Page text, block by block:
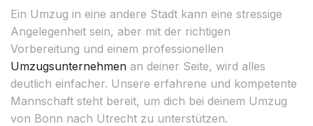
Ein Umzug in eine andere Stadt kann eine stressige
Angelegenheit sein, aber mit der richtigen
Vorbereitung und einem professionellen
Umzugsunternehmen an deiner Seite, wird alles
deutlich einfacher. Unsere erfahrene und kompetente
Mannschaft steht bereit, um dich bei deinem Umzug
von Bonn nach Utrecht zu unterstützen.